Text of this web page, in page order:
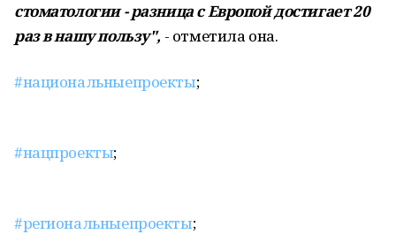
стоматологии - разница с Европой достигает 20
раз в нашу пользу", - отметила она.
#национальныепроекты;
#нацпроекты;
#региональныепроекты;